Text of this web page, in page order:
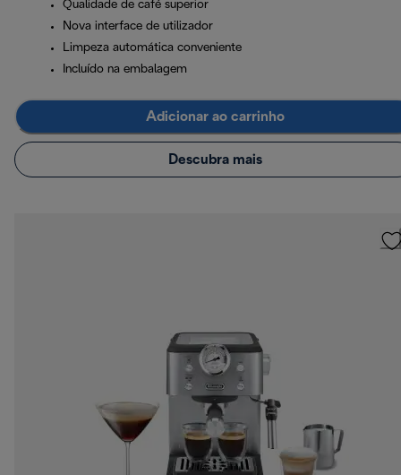
Qualidade de café superior
Nova interface de utilizador
Limpeza automática conveniente
Incluído na embalagem
Adicionar ao carrinho
Descubra mais